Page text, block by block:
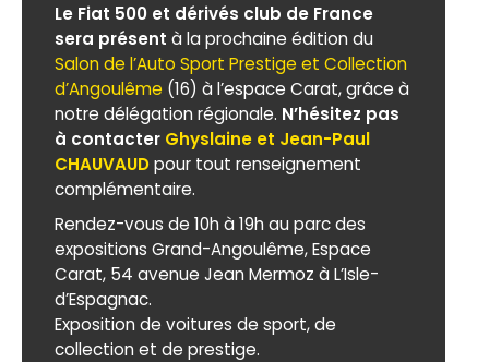
Le Fiat 500 et dérivés club de France
sera présent à la prochaine édition du
Salon de l’Auto Sport Prestige et Collection
d’Angoulême (16) à l’espace Carat, grâce à
notre délégation régionale. N’hésitez pas
à contacter Ghyslaine et Jean-Paul
CHAUVAUDpour tout renseignement
complémentaire.
Rendez-vous de 10h à 19h au parc des
expositions Grand-Angoulême, Espace
Carat, 54 avenue Jean Mermoz à L’Isle-
d’Espagnac.
Exposition de voitures de sport, de
collection et de prestige.